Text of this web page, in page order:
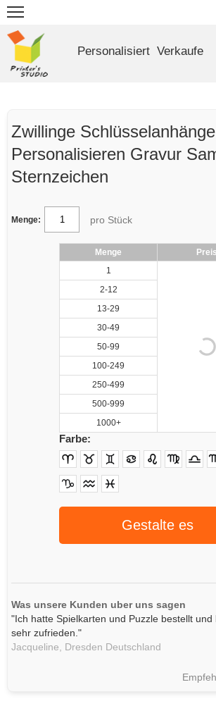
Zwillinge
Personalisieren Gravur
Sternzeichen
Menge: pro Stück
Menge
Preis
1
2-12
13-29
30-49
50-99
100-249
250-499
500-999
1000+
Farbe:
Gestalte es
Was unsere Kunden uber uns sagen
"Ich hatte Spielkarten und Puzzle bestellt
sehr zufrieden."
Jacqueline,
Dresden Deutschland
Personalisiert Verkaufe